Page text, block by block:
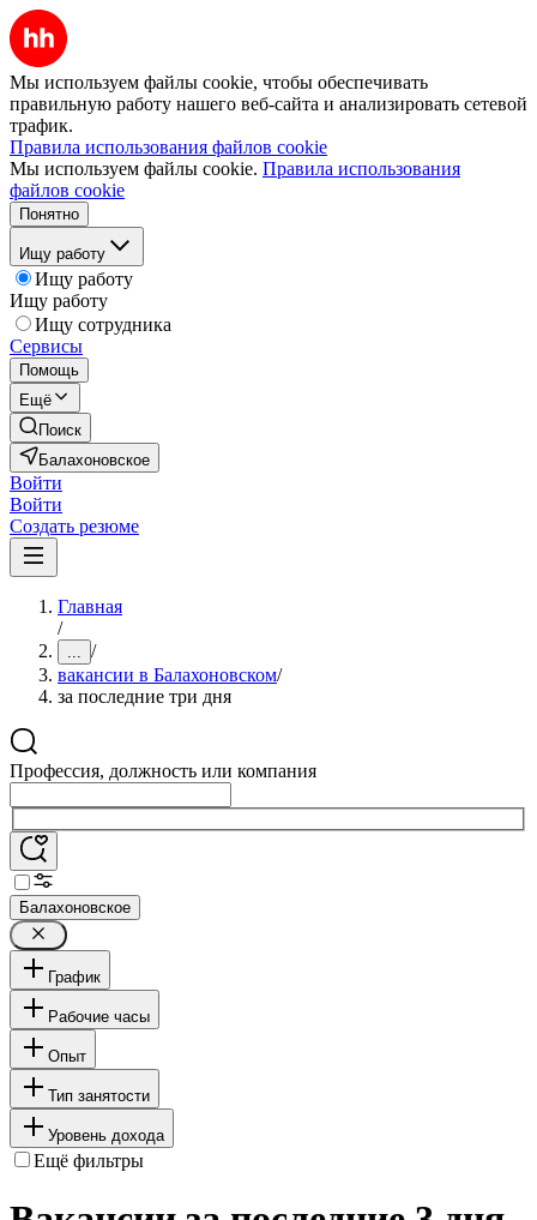
Мы используем файлы cookie, чтобы обеспечивать
правильную работу нашего веб-сайта и анализировать сетевой
трафик.
Правила использования файлов cookie
Мы используем файлы cookie. Правила использования
файлов cookie
Понятно
Ищу работу
Ищу работу
Ищу работу
Ищу сотрудника
Сервисы
Помощь
Ещё
Поиск
Балахоновское
Войти
Войти
Создать резюме
Главная
/
... /
вакансии в Балахоновском/
за последние три дня
Профессия, должность или компания
Балахоновское
График
Рабочие часы
Опыт
Тип занятости
Уровень дохода
Ещё фильтры